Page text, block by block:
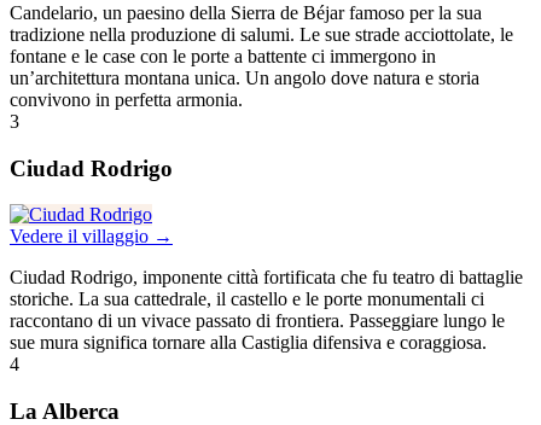
Candelario, un paesino della Sierra de Béjar famoso per la sua
tradizione nella produzione di salumi. Le sue strade acciottolate, le
fontane e le case con le porte a battente ci immergono in
un’architettura montana unica. Un angolo dove natura e storia
convivono in perfetta armonia.
3
Ciudad Rodrigo
Vedere il villaggio →
Ciudad Rodrigo, imponente città fortificata che fu teatro di battaglie
storiche. La sua cattedrale, il castello e le porte monumentali ci
raccontano di un vivace passato di frontiera. Passeggiare lungo le
sue mura significa tornare alla Castiglia difensiva e coraggiosa.
4
La Alberca